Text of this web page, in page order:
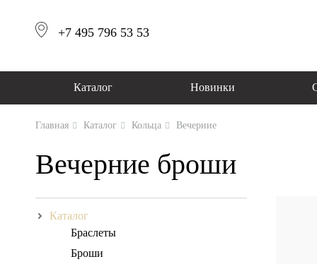
+7 495 796 53 53
Каталог Новинки
Главная Каталог Кольца Вечерние
Вечерние броши
Каталог
Браслеты
Броши